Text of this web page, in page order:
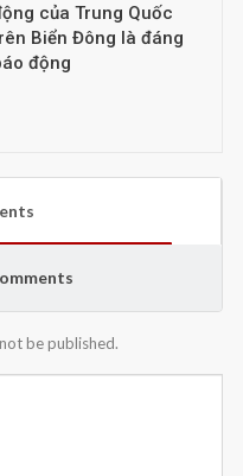
của Trung Quốc
Biển Đông là đáng
động
be published.